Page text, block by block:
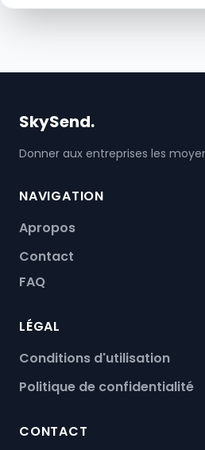
SkySend.
Donner aux entreprises les
NAVIGATION
Apropos
Contact
FAQ
LÉGAL
Conditions d'utilisation
Politique de confidentialité
CONTACT